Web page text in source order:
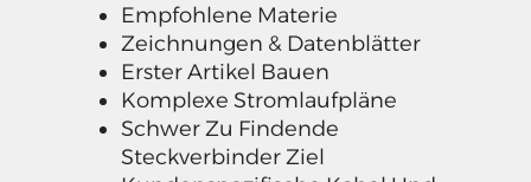
Empfohlene Materie
Zeichnungen & Datenblätter
Erster Artikel Bauen
Komplexe Stromlaufpläne
Schwer Zu Findende
Steckverbinder Ziel